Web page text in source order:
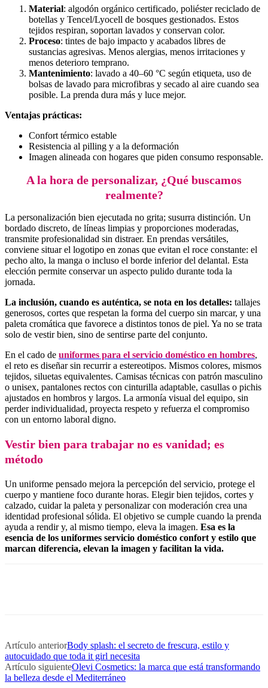
Material: algodón orgánico certificado, poliéster reciclado de
botellas y Tencel/Lyocell de bosques gestionados. Estos
tejidos respiran, soportan lavados y conservan color.
Proceso: tintes de bajo impacto y acabados libres de
sustancias agresivas. Menos alergias, menos irritaciones y
menos deterioro temprano.
Mantenimiento: lavado a 40–60 °C según etiqueta, uso de
bolsas de lavado para microfibras y secado al aire cuando sea
posible. La prenda dura más y luce mejor.
Ventajas prácticas:
Confort térmico estable
Resistencia al pilling y a la deformación
Imagen alineada con hogares que piden consumo responsable.
A la hora de personalizar, ¿Qué buscamos
realmente?
La personalización bien ejecutada no grita; susurra distinción. Un
bordado discreto, de líneas limpias y proporciones moderadas,
transmite profesionalidad sin distraer. En prendas versátiles,
conviene situar el logotipo en zonas que evitan el roce constante: el
pecho alto, la manga o incluso el borde inferior del delantal. Esta
elección permite conservar un aspecto pulido durante toda la
jornada.
La inclusión, cuando es auténtica, se nota en los detalles: tallajes
generosos, cortes que respetan la forma del cuerpo sin marcar, y una
paleta cromática que favorece a distintos tonos de piel. Ya no se trata
solo de vestir bien, sino de sentirse parte del conjunto.
En el cado de uniformes para el servicio doméstico en hombres,
el reto es diseñar sin recurrir a estereotipos. Mismos colores, mismos
tejidos, siluetas equivalentes. Camisas técnicas con patrón masculino
o unisex, pantalones rectos con cinturilla adaptable, casullas o pichis
ajustados en hombros y largos. La armonía visual del equipo, sin
perder individualidad, proyecta respeto y refuerza el compromiso
con un entorno laboral digno.
Vestir bien para trabajar no es vanidad; es
método
Un uniforme pensado mejora la percepción del servicio, protege el
cuerpo y mantiene foco durante horas. Elegir bien tejidos, cortes y
calzado, cuidar la paleta y personalizar con moderación crea una
identidad profesional sólida. El objetivo se cumple cuando la prenda
ayuda a rendir y, al mismo tiempo, eleva la imagen. Esa es la
esencia de los uniformes servicio doméstico confort y estilo que
marcan diferencia, elevan la imagen y facilitan la vida.
Artículo anteriorBody splash: el secreto de frescura, estilo y
autocuidado que toda it girl necesita
Artículo siguienteOlevi Cosmetics: la marca que está transformando
la belleza desde el Mediterráneo